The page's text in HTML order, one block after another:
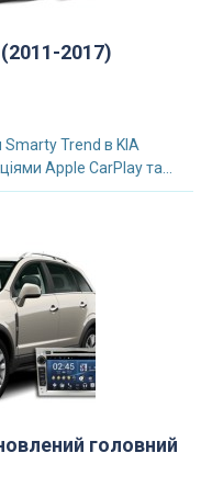
2017)
Smarty Trend в KIA
Apple CarPlay та...
головний